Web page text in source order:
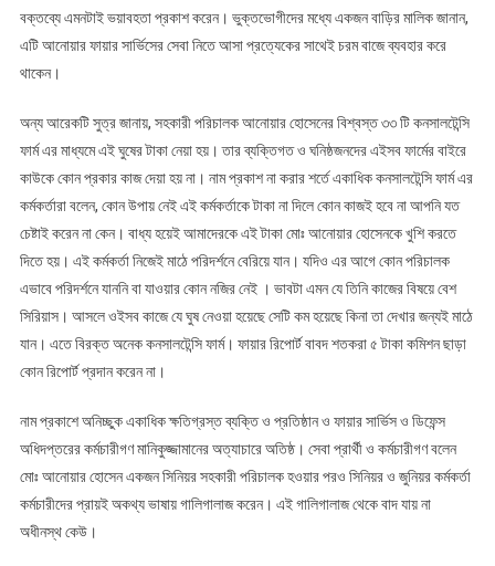
বক্তব্যে এমনটাই ভয়াবহতা প্রকাশ করেন। ভুক্তভোগীদের মধ্যে একজন বাড়ির মালিক জানান,
এটি আনোয়ার ফায়ার সার্ভিসের সেবা নিতে আসা প্রত্যেকের সাথেই চরম বাজে ব্যবহার করে
থাকেন।
অন্য আরেকটি সুত্র জানায়, সহকারী পরিচালক আনোয়ার হোসেনের বিশ্বস্ত ৩৩ টি কনসালটেন্সি
ফার্ম এর মাধ্যমে এই ঘুষের টাকা নেয়া হয়। তার ব্যক্তিগত ও ঘনিষ্ঠজনদের এইসব ফার্মের বাইরে
কাউকে কোন প্রকার কাজ দেয়া হয় না। নাম প্রকাশ না করার শর্তে একাধিক কনসালটেন্সি ফার্ম এর
কর্মকর্তারা বলেন, কোন উপায় নেই এই কর্মকর্তাকে টাকা না দিলে কোন কাজই হবে না আপনি যত
চেষ্টাই করেন না কেন। বাধ্য হয়েই আমাদেরকে এই টাকা মোঃ আনোয়ার হোসেনকে খুশি করতে
দিতে হয়। এই কর্মকর্তা নিজেই মাঠে পরিদর্শনে বেরিয়ে যান। যদিও এর আগে কোন পরিচালক
এভাবে পরিদর্শনে যাননি বা যাওয়ার কোন নজির নেই । ভাবটা এমন যে তিনি কাজের বিষয়ে বেশ
সিরিয়াস। আসলে ওইসব কাজে যে ঘুষ নেওয়া হয়েছে সেটি কম হয়েছে কিনা তা দেখার জন্যই মাঠে
যান। এতে বিরক্ত অনেক কনসালটেন্সি ফার্ম। ফায়ার রিপোর্ট বাবদ শতকরা ৫ টাকা কমিশন ছাড়া
কোন রিপোর্ট প্রদান করেন না।
নাম প্রকাশে অনিচ্ছুক একাধিক ক্ষতিগ্রস্ত ব্যক্তি ও প্রতিষ্ঠান ও ফায়ার সার্ভিস ও ডিফেন্স
অধিদপ্তরের কর্মচারীগণ মানিকুজ্জামানের অত্যাচারে অতিষ্ঠ। সেবা প্রার্থী ও কর্মচারীগণ বলেন
মোঃ আনোয়ার হোসেন একজন সিনিয়র সহকারী পরিচালক হওয়ার পরও সিনিয়র ও জুনিয়র কর্মকর্তা
কর্মচারীদের প্রায়ই অকথ্য ভাষায় গালিগালাজ করেন। এই গালিগালাজ থেকে বাদ যায় না
অধীনস্থ কেউ।